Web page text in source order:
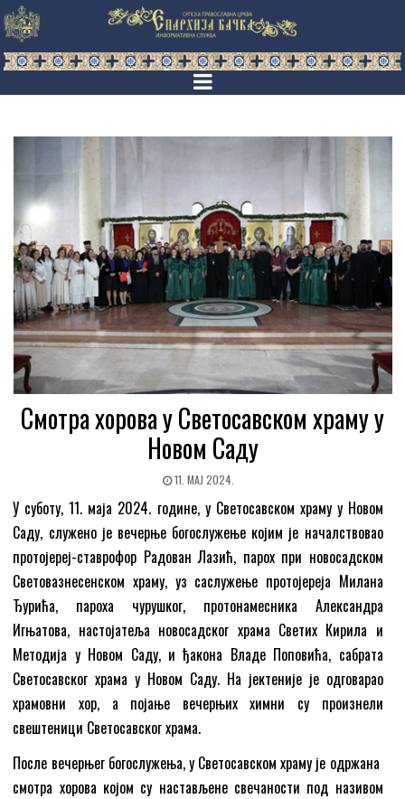
Смотра хорова у Светосавском храму у
Новом Саду
11. МАЈ 2024.
У суботу, 11. маја 2024. године, у Светосавском храму у Новом
Саду, служено је вечерње богослужење којим је началствовао
протојереј-ставрофор Радован Лазић, парох при новосадском
Световазнесенском храму, уз саслужење протојереја Милана
Ђурића, пароха чурушког, протонамесника Александра
Игњатова, настојатеља новосадског храма Светих Кирила и
Методија у Новом Саду, и ђакона Владе Поповића, сабрата
Светосавског храма у Новом Саду. На јектеније је одговарао
храмовни хор, а појање вечерњих химни су произнели
свештеници Светосавског храма.
После вечерњег богослужења, у Светосавском храму је одржана
смотра хорова којом су настављене свечаности под називом